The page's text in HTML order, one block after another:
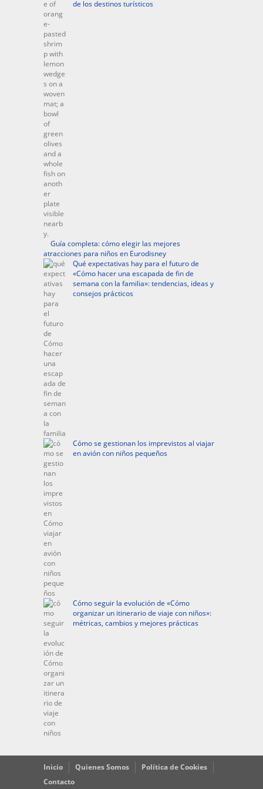
de los destinos turísticos
Guía completa: cómo elegir las mejores
atracciones para niños en Eurodisney
Qué expectativas hay para el futuro de
«Cómo hacer una escapada de fin de
semana con la familia»: tendencias, ideas y
consejos prácticos
Cómo se gestionan los imprevistos al viajar
en avión con niños pequeños
Cómo seguir la evolución de «Cómo
organizar un itinerario de viaje con niños»:
métricas, cambios y mejores prácticas
Inicio Quienes Somos
Política de Cookies
Contacto